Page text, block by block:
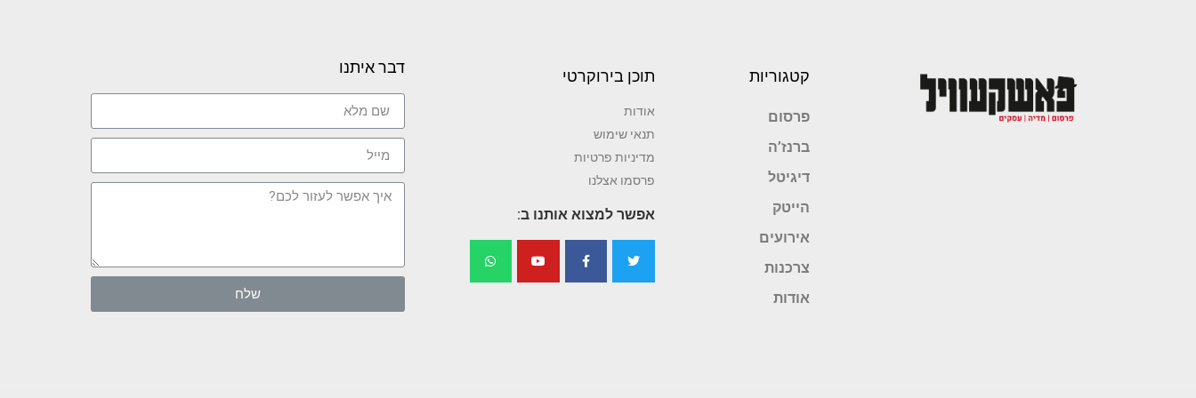
קטגוריות
פרסום
ברנז’ה
דיגיטל
הייטק
אירועים
צרכנות
אודות
תוכן בירוקרטי
אודות
תנאי שימוש
מדיניות פרטיות
פרסמו אצלנו
אפשר למצוא אותנו ב:
דבר איתנו
שלח